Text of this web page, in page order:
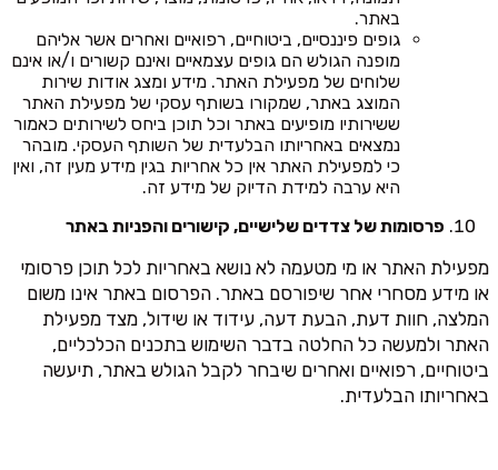
באתר.
גופים פיננסיים, ביטוחיים, רפואיים ואחרים אשר אליהם
מופנה הגולש הם גופים עצמאיים ואינם קשורים ו/או אינם
שלוחים של מפעילת האתר. מידע ומצג אודות שירות
המוצג באתר, שמקורו בשותף עסקי של מפעילת האתר
ששירותיו מופיעים באתר וכל תוכן ביחס לשירותים כאמור
נמצאים באחריותו הבלעדית של השותף העסקי. מובהר
כי למפעילת האתר אין כל אחריות בגין מידע מעין זה, ואין
היא ערבה למידת הדיוק של מידע זה.
פרסומות של צדדים שלישיים, קישורים והפניות באתר
מפעילת האתר או מי מטעמה לא נושא באחריות לכל תוכן פרסומי
או מידע מסחרי אחר שיפורסם באתר. הפרסום באתר אינו משום
המלצה, חוות דעת, הבעת דעה, עידוד או שידול, מצד מפעילת
האתר ולמעשה כל החלטה בדבר השימוש בתכנים הכלכליים,
ביטוחיים, רפואיים ואחרים שיבחר לקבל הגולש באתר, תיעשה
באחריותו הבלעדית.